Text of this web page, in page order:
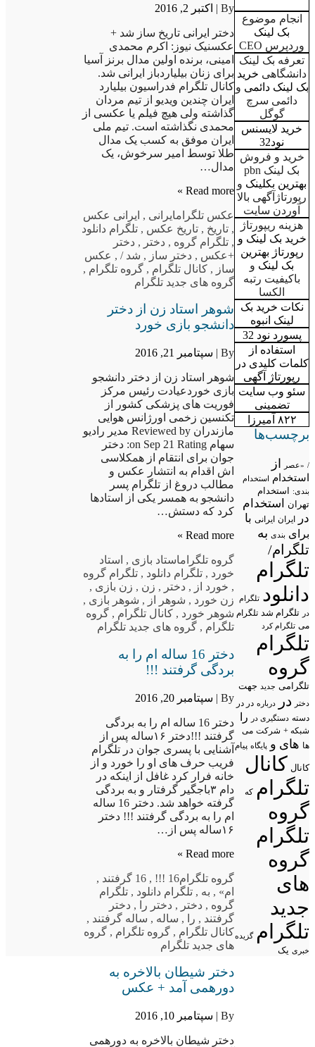
انجام موضوع
بک لینک
وردپرس CEO
تعرفه بک لینک
دانشگاهی خرید
بک لینک دائمی و
دائمی سرچ
گوگل
خرید لایسنس
نود32
خرید و فروش
بک لینک pbn
بهترین بکلینک و
رپورتاژآگهی بالا
آوردن سایت
هزینه ریپورتاژ
خرید بک لینک و
رپورتاژ بهترین
بک لینک و
باکیفیت رتبه
الکسا
نکات خرید بک
لینک انبوه
پسورد نود 32
استفاده از
کلمات کلیدی در
رپورتاژ آگهی
سئو وب سایت
تضمینی
۸۲۲ آمیرزا
By | اکتبر 2, 2016
دختر ایرانی تاریخ ساز شد +
عکسنیک نیوز: اکرم محمدی
امینی، برنده اولین مدال برنز آسیا
برای زنان بیلیاردباز ایرانی شد.
کانال تلگرام فدراسیون بیلیارد
ایران چندین ویدیو از تیم مردان
گذاشته ولی هیچ فیلم یا عکسی از
محمدی نگذاشته است. تیم ملی
ایران موفق به کسب یک مدال
طلا توسط امیر سرخوش، یک
مدال…
Read more »
عکس تلگرامایرانی , ایرانی عکس
, تاریخ , تاریخ عکس , تلگرام دانلود
, تلگرام گروه , دختر , دختر
+عکس , دختر ساز , شد /, عکس
ساز , کانال تلگرام , گروه تلگرام ,
گروه های جدید تلگرام
شوهر استاد زن از دختر
دانشجو بازی خورد
By | سپتامبر 21, 2016
شوهر استاد زن از دختر دانشجو
بازی خوردعیادت رئیس مرکز
فوریت های پزشکی کشور از
تکنسین زخمی اورژانس هوایی
مازندران Reviewed by مدیر رادیو
سهام on Sep 21 Rating: دختر
جوان برای انتقام از همکلاسی
اش اقدام به انتشار عکس و
مطالب دروغ از تلگرام پسر
دانشجو به همسر یکی از استادها
کرد که دستش…
Read more »
گروه تلگراماستاد بازی , استاد
خورد , تلگرام دانلود , تلگرام گروه
, خورد از , دختر , زن , زن بازی ,
زن خورد , شوهر از , شوهر بازی ,
شوهر خورد , کانال تلگرام , گروه
تلگرام , گروه های جدید تلگرام
دختر 16 ساله ام را به
بردگی گرفتند !!!
By | سپتامبر 20, 2016
دختر 16 ساله ام را به بردگی
گرفتند !!!دختر ۱۶ساله پس از
آشنایی با پسری جوان در تلگرام
فریب حرف های او را خورد و از
خانه فرار کرد غافل از اینکه در
دام ۳باجگیر گرفتار و به بردگی
گرفته خواهد شد. دختر 16 ساله
ام را به بردگی گرفتند !!! دختر
۱۶ساله پس از…
Read more »
گروه تلگرام16 !!!
, 16 گرفتند
,
ام» , به , تلگرام دانلود , تلگرام
گروه , دختر , دختر را , دختر
گرفتند , را , ساله , ساله گرفتند ,
کانال تلگرام , گروه تلگرام , گروه
های جدید تلگرام
دختر شیطان بالاخره به
دورهمی آمد + عکس
By | سپتامبر 10, 2016
دختر شیطان بالاخره به دورهمی
برچسب‌ها
/ «عصر از
استخدام استخدام
بندی: استخدام
تهران
استخدام
در
ایران ایرانی با
برای بندی به
تلگرام/
تلگرام
دانلود تلگرام
در تلگرام شد تلگرام
می تلگرام کرد
تلگرام
گروه
تلگرامی جدید جهت
دختر در درباره در در
دسته دستگیری در را
شبکه + شرکت می
ها های و پایگاه پیام
کانال کانال
تلگرام که
گروه
تلگرام
گروه
های
جدید
تلگرام گزیده
خبری یک